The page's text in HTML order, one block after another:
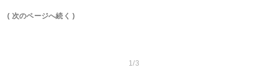
( 次のページへ続く )
1/3